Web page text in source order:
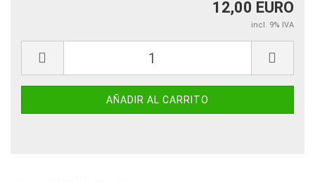
12,00 EURO
incl. 9% IVA